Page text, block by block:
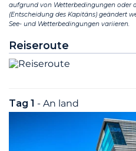
aufgrund von Wetterbedingungen oder
(Entscheidung des Kapitäns) geändert
See- und Wetterbedingungen variieren.
Reiseroute
Tag 1 - An land